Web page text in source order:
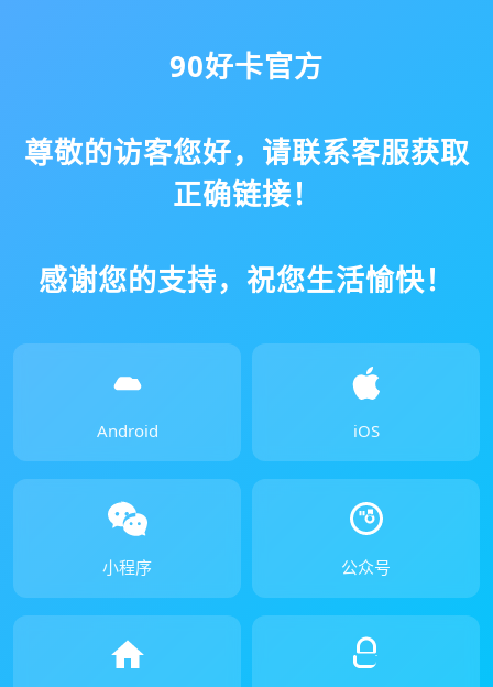
90好卡官方
尊敬的访客您好，请联系客服获取
正确链接！
感谢您的支持，祝您生活愉快！
Android iOS
小程序 公众号